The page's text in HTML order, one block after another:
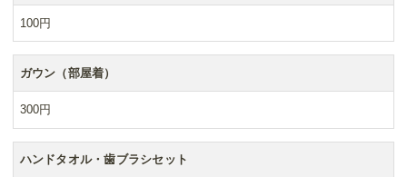
100円
ガウン（部屋着）
300円
ハンドタオル・歯ブラシセット